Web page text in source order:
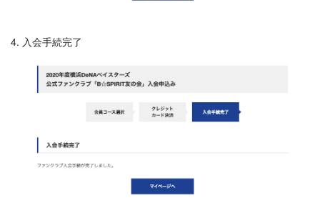
4. 入会手続完了